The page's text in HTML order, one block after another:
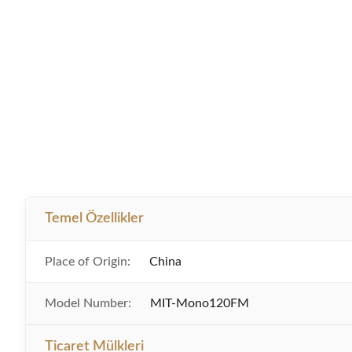
Temel Özellikler
Place of Origin: China
Model Number: MIT-Mono120FM
Ticaret Mülkleri